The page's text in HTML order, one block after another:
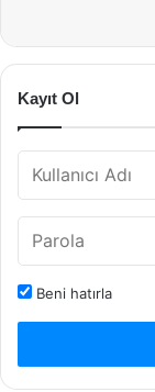
Kayıt Ol
Beni hatırla